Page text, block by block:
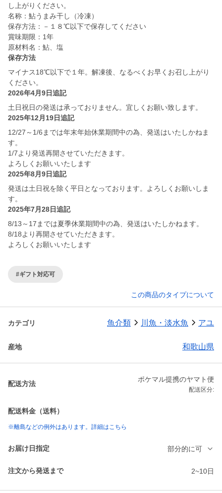
し上がりください。
名称：鮎うまみ干し（冷凍）
保存方法：－１８℃以下で保存してください
賞味期限：1年
原材料名：鮎、塩
保存方法
マイナス18℃以下で１年。解凍後、なるべくお早くお召し上がり
ください。
2026年4月9日追記
土日祝日の発送は承っておりません。宜しくお願い致します。
2025年12月19日追記
12/27～1/6までは年末年始休業期間中の為、発送はいたしかねま
す。
1/7より発送再開させていただきます。
よろしくお願いいたします
2025年8月9日追記
発送は土日祝を除く平日となっております。よろしくお願いしま
す。
2025年7月28日追記
8/13～17までは夏季休業期間中の為、発送はいたしかねます。
8/18より再開させていただきます。
よろしくお願いいたします
#ギフト対応可
この商品のタイプについて
カテゴリ 魚介類 川魚・淡水魚 アユ
産地 和歌山県
配送方法
ポケマル提携のヤマト便
配送区分:
配送料金（送料）
※離島などの例外はあります。詳細はこちら
お届け日指定 部分的に可
注文から発送まで 2~10日